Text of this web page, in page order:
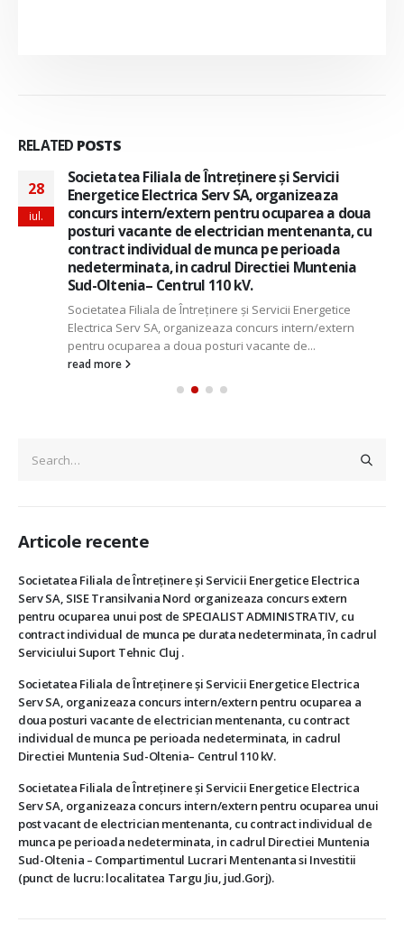
RELATED POSTS
28
iul.
Societatea Filiala de Întreţinere şi Servicii
Energetice Electrica Serv SA, organizeaza
concurs intern/extern pentru ocuparea a doua
posturi vacante de electrician mentenanta, cu
contract individual de munca pe perioada
nedeterminata, in cadrul Directiei Muntenia
Sud-Oltenia– Centrul 110 kV.
Societatea Filiala de Întreţinere şi Servicii Energetice
Electrica Serv SA, organizeaza concurs intern/extern
pentru ocuparea a doua posturi vacante de...
read more
Articole recente
Societatea Filiala de Întreţinere şi Servicii Energetice Electrica
Serv SA, SISE Transilvania Nord organizeaza concurs extern
pentru ocuparea unui post de SPECIALIST ADMINISTRATIV, cu
contract individual de munca pe durata nedeterminata, în cadrul
Serviciului Suport Tehnic Cluj .
Societatea Filiala de Întreţinere şi Servicii Energetice Electrica
Serv SA, organizeaza concurs intern/extern pentru ocuparea a
doua posturi vacante de electrician mentenanta, cu contract
individual de munca pe perioada nedeterminata, in cadrul
Directiei Muntenia Sud-Oltenia– Centrul 110 kV.
Societatea Filiala de Întreţinere şi Servicii Energetice Electrica
Serv SA, organizeaza concurs intern/extern pentru ocuparea unui
post vacant de electrician mentenanta, cu contract individual de
munca pe perioada nedeterminata, in cadrul Directiei Muntenia
Sud-Oltenia – Compartimentul Lucrari Mentenanta si Investitii
(punct de lucru: localitatea Targu Jiu, jud.Gorj).